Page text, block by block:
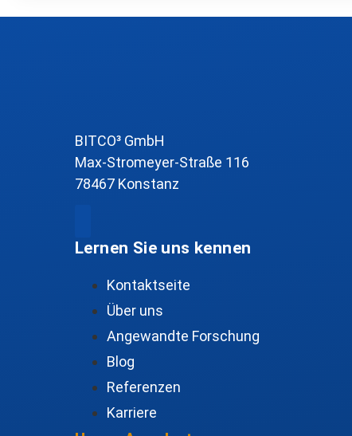
BITCO³ GmbH
Max-Stromeyer-Straße 116
78467 Konstanz
Lernen Sie uns kennen
Kontaktseite
Über uns
Angewandte Forschung
Blog
Referenzen
Karriere